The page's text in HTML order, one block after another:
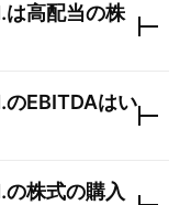
は高配当の株
のEBITDAはい
の株式の購入